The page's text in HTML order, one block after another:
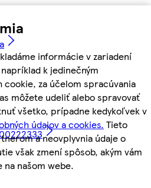
informácie v zariadení
k jedinečným
za účelom spracúvania
môžete udeliť alebo spravovať
všetko, prípadne kedykoľvek v
údajov a cookies. Tieto
a neovplyvnia údaje o
však zmení spôsob, akým vám
našom webe.